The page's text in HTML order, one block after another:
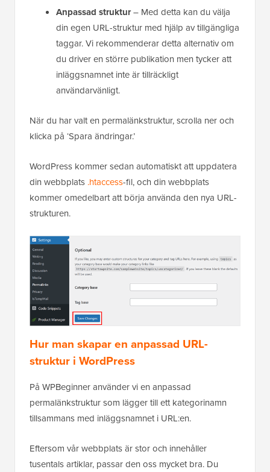
Anpassad struktur– Med detta kan du välja
din egen URL-struktur med hjälp av tillgängliga
taggar. Vi rekommenderar detta alternativ om
du driver en större publikation men tycker att
inläggsnamnet inte är tillräckligt
användarvänligt.
När du har valt en permalänkstruktur, scrolla ner och
klicka på ‘Spara ändringar.’
WordPress kommer sedan automatiskt att uppdatera
din webbplats .htaccess-fil, och din webbplats
kommer omedelbart att börja använda den nya URL-
strukturen.
Hur man skapar en anpassad URL-
struktur i WordPress
På WPBeginner använder vi en anpassad
permalänkstruktur som lägger till ett kategorinamn
tillsammans med inläggsnamnet i URL:en.
Eftersom vår webbplats är stor och innehåller
tusentals artiklar, passar den oss mycket bra. Du